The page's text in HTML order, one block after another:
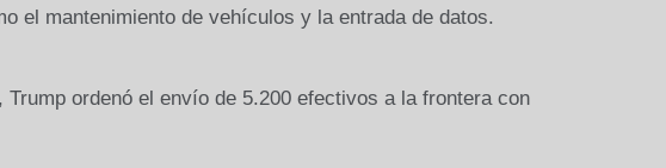
el mantenimiento de vehículos y la entrada de datos.
Trump ordenó el envío de 5.200 efectivos a la frontera con